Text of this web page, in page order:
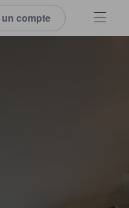
un compte